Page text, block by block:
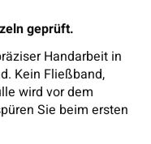
geprüft.
Handarbeit in
Kein Fließband,
wird vor dem
Sie beim ersten